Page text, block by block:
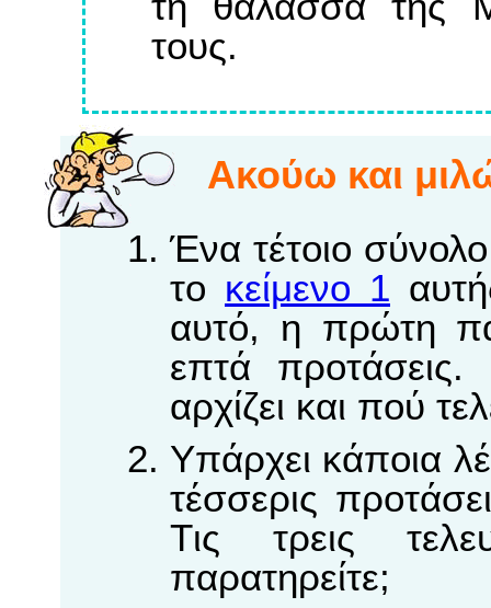
τους.
Aκούω και
Ένα τέτοιο
το κείμενο 1
αυτό, η πρώτη
επτά προτάσεις.
αρχίζει και πού
Yπάρχει κάποια
τέσσερις
Tις τρεις
παρατηρείτε;